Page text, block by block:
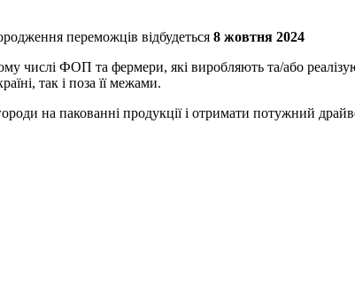
переможців відбудеться 8 жовтня 2024
числі ФОП та фермери, які виробляють та/або
так і поза її межами.
на пакованні продукції і отримати потужний